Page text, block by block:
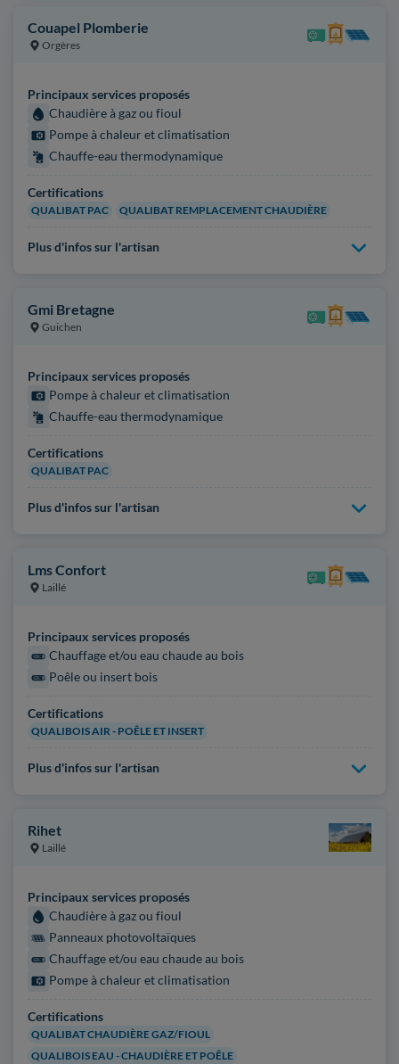
Couapel Plomberie
Orgères
Principaux services proposés
Chaudière à gaz ou fioul
Pompe à chaleur et climatisation
Chauffe-eau thermodynamique
Certifications
QUALIBAT PAC QUALIBAT REMPLACEMENT CHAUDIÈRE
Plus d'infos sur l'artisan
Gmi Bretagne
Guichen
Principaux services proposés
Pompe à chaleur et climatisation
Chauffe-eau thermodynamique
Certifications
QUALIBAT PAC
Plus d'infos sur l'artisan
Lms Confort
Laillé
Principaux services proposés
Chauffage et/ou eau chaude au bois
Poêle ou insert bois
Certifications
QUALIBOIS AIR - POÊLE ET INSERT
Plus d'infos sur l'artisan
Rihet
Laillé
Principaux services proposés
Chaudière à gaz ou fioul
Panneaux photovoltaïques
Chauffage et/ou eau chaude au bois
Pompe à chaleur et climatisation
Certifications
QUALIBAT CHAUDIÈRE GAZ/FIOUL
QUALIBOIS EAU - CHAUDIÈRE ET POÊLE